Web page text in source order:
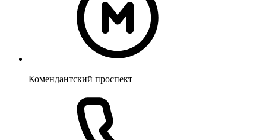
Комендантский проспект